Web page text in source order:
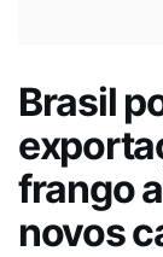
Brasil
frango
novos